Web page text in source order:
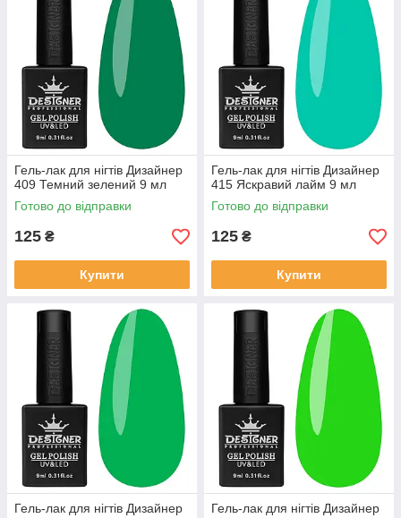
Гель-лак для нігтів Дизайнер
409 Темний зелений 9 мл
Готово до відправки
125 ₴
Купити
Гель-лак для нігтів Дизайнер
415 Яскравий лайм 9 мл
Готово до відправки
125 ₴
Купити
Гель-лак для нігтів Дизайнер
Гель-лак для нігтів Дизайнер